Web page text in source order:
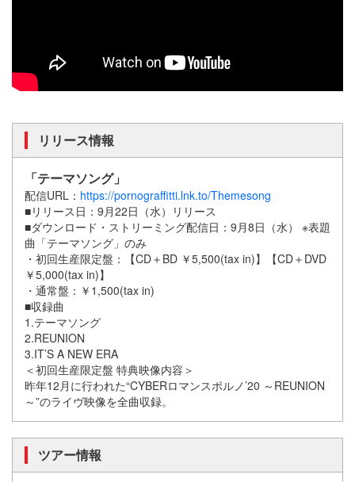
リリース情報
「テーマソング」
配信URL： https://pornograffitti.lnk.to/Themesong
■リリース日：9月22日（水）リリース
■ダウンロード・ストリーミング配信日：9月8日（水） ※表題
曲「テーマソング」のみ
・初回生産限定盤：【CD＋BD ￥5,500(tax in)】【CD＋DVD
￥5,000(tax in)】
・通常盤：￥1,500(tax in)
■収録曲
1.テーマソング
2.REUNION
3.IT’S A NEW ERA
＜初回生産限定盤 特典映像内容＞
昨年12月に行われた“CYBERロマンスポルノ’20 ～REUNION
～”のライヴ映像を全曲収録。
ツアー情報